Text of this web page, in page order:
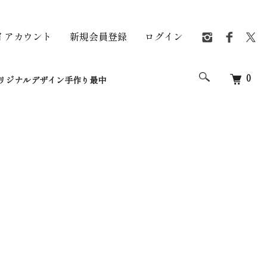
0
ジナルデザイン手作り最中
アカウント 新規会員登録 ログイン